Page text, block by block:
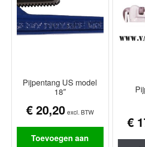
Pijpentang US model
18″
€ 20,20 excl. BTW
Toevoegen aan
€